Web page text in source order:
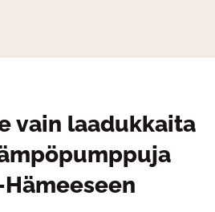
vain laadukkaita